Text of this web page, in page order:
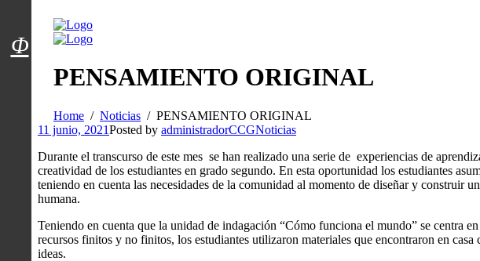
Menú usuarios
PENSAMIENTO ORIGINAL
Home Noticias
PENSAMIENTO ORIGINAL
11 junio, 2021Posted by administradorCCGNoticias
Durante el transcurso de este mes se han realizado una serie de experiencias de
creatividad de los estudiantes en grado segundo. En esta oportunidad los estudiantes
teniendo en cuenta las necesidades de la comunidad al momento de diseñar y construir
humana.
Teniendo en cuenta que la unidad de indagación “Cómo funciona el mundo” se centra
recursos finitos y no finitos, los estudiantes utilizaron materiales que encontraron en casa
ideas.
Φ